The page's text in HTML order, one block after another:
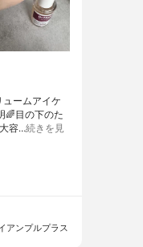
ームアイケ
🌈目の下のた
容…続きを見
アンプルプラス